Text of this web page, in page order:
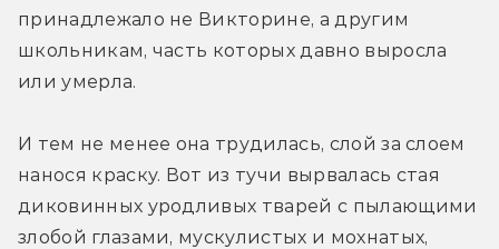
принадлежало не Викторине, а другим
школьникам, часть которых давно выросла
или умерла.
И тем не менее она трудилась, слой за слоем
нанося краску. Вот из тучи вырвалась стая
диковинных уродливых тварей с пылающими
злобой глазами, мускулистых и мохнатых,